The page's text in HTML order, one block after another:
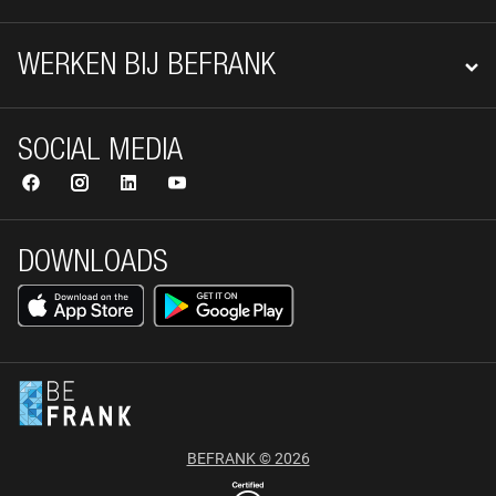
WERKEN BIJ BEFRANK
DOWNLOADS
SOCIAL MEDIA
BEFRANK © 2026